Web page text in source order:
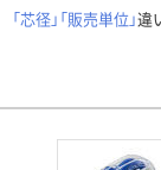
「芯径」「販売単位」違